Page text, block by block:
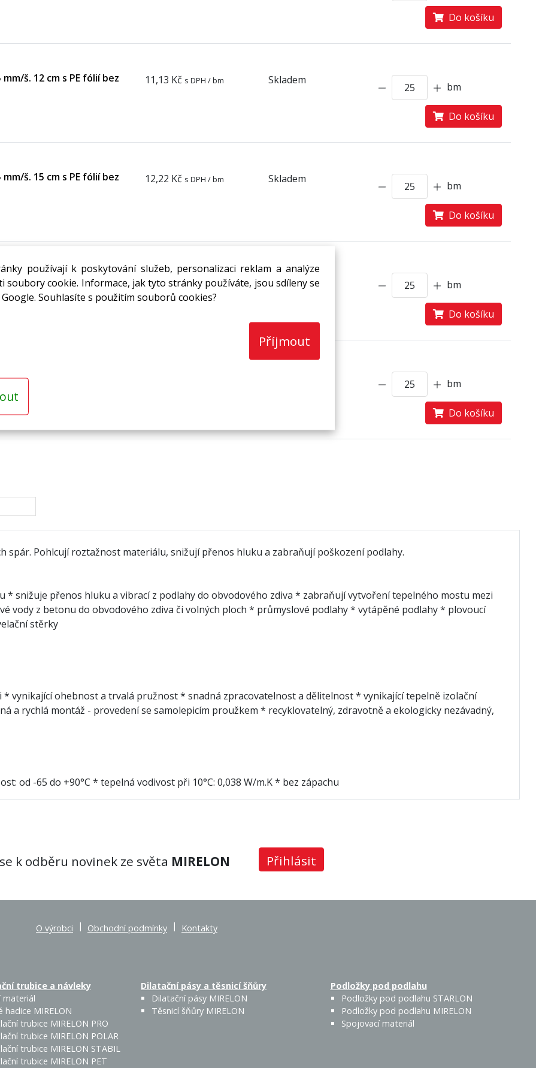
používají k poskytování služeb, personalizaci reklam a analýze
soubory cookie. Informace, jak tyto stránky používáte, jsou sdíleny se
Souhlasíte s použitím souborů cookies?
Příjmout
Do košíku
š. 12 cm s PE fólií bez
11,13 Kč s DPH / bm Skladem
bm
Do košíku
š. 15 cm s PE fólií bez
12,22 Kč s DPH / bm Skladem
bm
Do košíku
mm/š. 8 cm s PE fólií bez
9,56 Kč s DPH / bm Skladem
bm
Do košíku
š. 20 cm s PE fólií bez
bm
Do košíku
spár. Pohlcují roztažnost materiálu, snižují přenos hluku a zabraňují poškození podlahy.
snižuje přenos hluku a vibrací z podlahy do obvodového zdiva * zabraňují vytvoření tepelného mostu mezi
vody z betonu do obvodového zdiva či volných ploch * průmyslové podlahy * vytápěné podlahy * plovoucí
stěrky
vynikající ohebnost a trvalá pružnost * snadná zpracovatelnost a dělitelnost * vynikající tepelně izolační
a rychlá montáž - provedení se samolepicím proužkem * recyklovatelný, zdravotně a ekologicky nezávadný,
od -65 do +90°C * tepelná vodivost při 10°C: 0,038 W/m.K * bez zápachu
k odběru novinek ze světa MIRELON Přihlásit
O výrobci | Obchodní podmínky | Kontakty
trubice a návleky
materiál
hadice MIRELON
trubice MIRELON PRO
trubice MIRELON POLAR
trubice MIRELON STABIL
trubice MIRELON PET
Dilatační pásy a těsnicí šňůry
Dilatační pásy MIRELON
Těsnicí šňůry MIRELON
Podložky pod podlahu
Podložky pod podlahu STARLON
Podložky pod podlahu MIRELON
Spojovací materiál